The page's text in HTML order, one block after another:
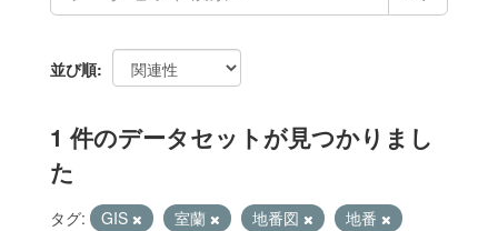
並び順
1 件のデータセットが見つかりまし
た
タグ: GIS 室蘭 地番図
地番